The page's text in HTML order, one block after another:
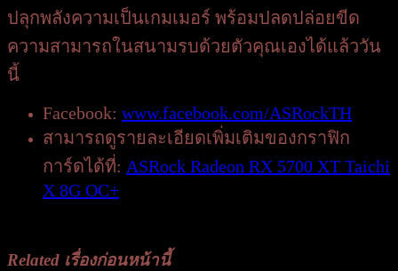
ปลุกพลังความเป็นเกมเมอร์ พร้อมปลดปล่อยขีด
ความสามารถในสนามรบด้วยตัวคุณเองได้แล้ววัน
นี้
Facebook: www.facebook.com/ASRockTH
สามารถดูรายละเอียดเพิ่มเติมของกราฟิก
การ์ดได้ที่: ASRock Radeon RX 5700 XT Taichi
X 8G OC+
Related เรื่องก่อนหน้านี้